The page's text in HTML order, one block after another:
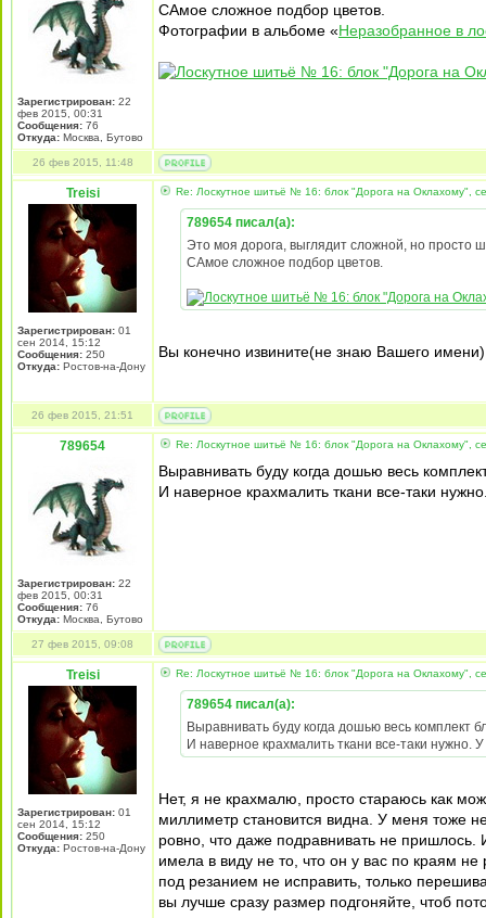
Зарегистрирован: 22
фев 2015, 00:31
Сообщения: 76
Откуда: Москва, Бутово
САмое сложное подбор цветов.
Фотографии в альбоме «Неразобранное в
26 фев 2015, 11:48
Treisi
Зарегистрирован: 01
сен 2014, 15:12
Сообщения: 250
Откуда: Ростов-на-Дону
Re: Лоскутное шитьё № 16: блок "Дорога на Оклахому",
789654 писал(а):
Это моя дорога, выглядит сложной, но просто
САмое сложное подбор цветов.
Вы конечно извините(не знаю Вашего
26 фев 2015, 21:51
789654
Зарегистрирован: 22
фев 2015, 00:31
Сообщения: 76
Откуда: Москва, Бутово
Re: Лоскутное шитьё № 16: блок "Дорога на Оклахому",
Выравнивать буду когда дошью весь
И наверное крахмалить ткани все-таки
27 фев 2015, 09:08
Treisi
Зарегистрирован: 01
сен 2014, 15:12
Сообщения: 250
Откуда: Ростов-на-Дону
Re: Лоскутное шитьё № 16: блок "Дорога на Оклахому",
789654 писал(а):
Выравнивать буду когда дошью весь комплект
И наверное крахмалить ткани все-таки нужно.
Нет, я не крахмалю, просто стараюсь как
миллиметр становится видна. У меня тоже
ровно, что даже подравнивать не пришлось.
имела в виду не то, что он у вас по краям не
под резанием не исправить, только
вы лучше сразу размер подгоняйте, чтоб